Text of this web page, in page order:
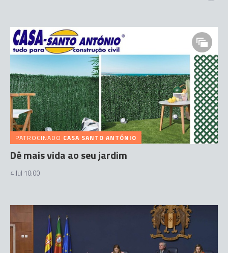
PATROCINADO CASA SANTO ANTÓNIO
Dê mais vida ao seu jardim
4 Jul 10:00